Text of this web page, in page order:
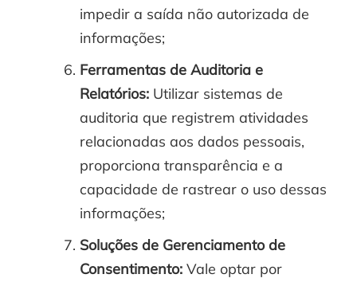
impedir a saída não autorizada de
informações;
Ferramentas de Auditoria e
Relatórios: Utilizar sistemas de
auditoria que registrem atividades
relacionadas aos dados pessoais,
proporciona transparência e a
capacidade de rastrear o uso dessas
informações;
Soluções de Gerenciamento de
Consentimento: Vale optar por